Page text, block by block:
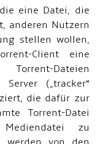
eine Datei, die
anderen Nutzern
stellen wollen,
Client eine
Dateien
(„tracker“
die dafür zur
Torrent-Datei
zu